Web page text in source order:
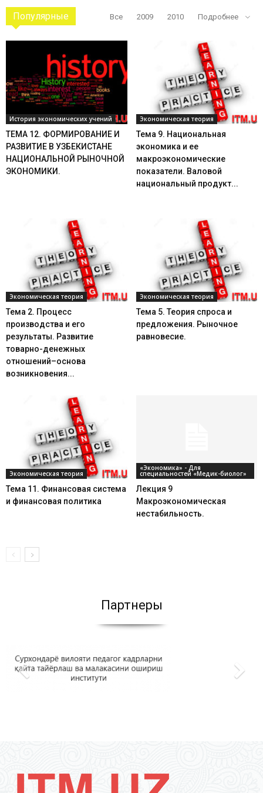
Популярные Все 2009 2010 Подробнее
История экономических учений
ТЕМА 12. ФОРМИРОВАНИЕ И
РАЗВИТИЕ В УЗБЕКИСТАНЕ
НАЦИОНАЛЬНОЙ РЫНОЧНОЙ
ЭКОНОМИКИ.
Экономическая теория
Тема 9. Национальная
экономика и ее
макроэкономические
показатели. Валовой
национальный продукт...
Экономическая теория
Тема 2. Процесс
производства и его
результаты. Развитие
товарно-денежных
отношений–основа
возникновения...
Экономическая теория
Тема 5. Теория спроса и
предложения. Рыночное
равновесие.
Экономическая теория
Тема 11. Финансовая система
и финансовая политика
«Экономика» - Для
специальностей «Медик-биолог»
Лекция 9
Макроэкономическая
нестабильность.
Партнеры